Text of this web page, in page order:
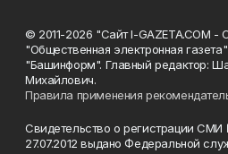
© 2011-2026 "Сайт I-GAZETA.COM -
"Общественная электронная
"Башинформ". Главный редактор:
Михайлович.
Правила применения
Свидетельство о регистрации
27.07.2012 выдано Федеральной